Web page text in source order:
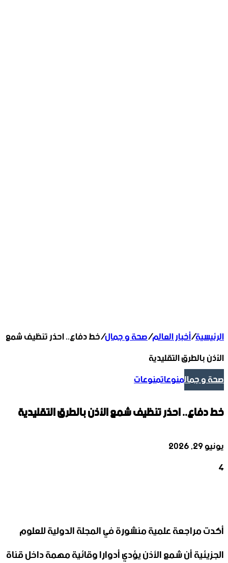
الرئيسية/أخبار العالم/صحة و جمال/خط دفاع.. احذر تنظيف شمع
الأذن بالطرق التقليدية
صحة و جمالمنوعاتمنوعات
خط دفاع.. احذر تنظيف شمع الأذن بالطرق التقليدية
يونيو 29, 2026
4
أكدت مراجعة علمية منشورة في المجلة الدولية للعلوم
الجزيئية أن شمع الأذن يؤدي أدوارا وقائية مهمة داخل قناة